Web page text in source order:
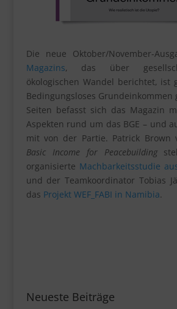
Die neue Oktober/November-
Magazins, das über
ökologischen Wandel berichtet, ist
Bedingungsloses Grundeinkommen
Seiten befasst sich das Magazin
Aspekten rund um das BGE – und
mit von der Partie. Patrick Brown
Basic Income for Peacebuilding
organisierte Machbarkeitsstudie
und der Teamkoordinator Tobias
das Projekt WEF_FABI in Namibia.
Neueste Beiträge